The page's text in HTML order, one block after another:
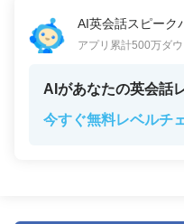
AI英会話スピーク
アプリ累計500万ダウ
AIがあなたの英会話
今すぐ無料レベルチ